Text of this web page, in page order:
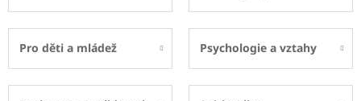
Pro děti a mládež Psychologie a vztahy